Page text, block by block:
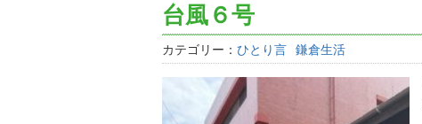
台風６号
カテゴリー： ひとり言 鎌倉生活